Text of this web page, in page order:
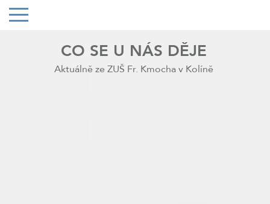
CO SE U NÁS DĚJE
Aktuálně ze ZUŠ Fr. Kmocha v Kolíně